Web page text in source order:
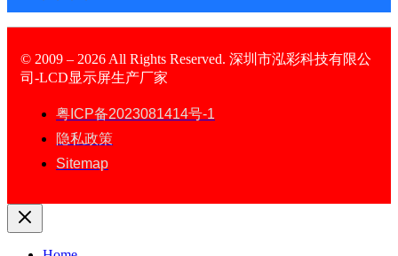
© 2009 – 2026 All Rights Reserved. 深圳市泓彩科技有限公
司-LCD显示屏生产厂家
粤ICP备2023081414号-1
隐私政策
Sitemap